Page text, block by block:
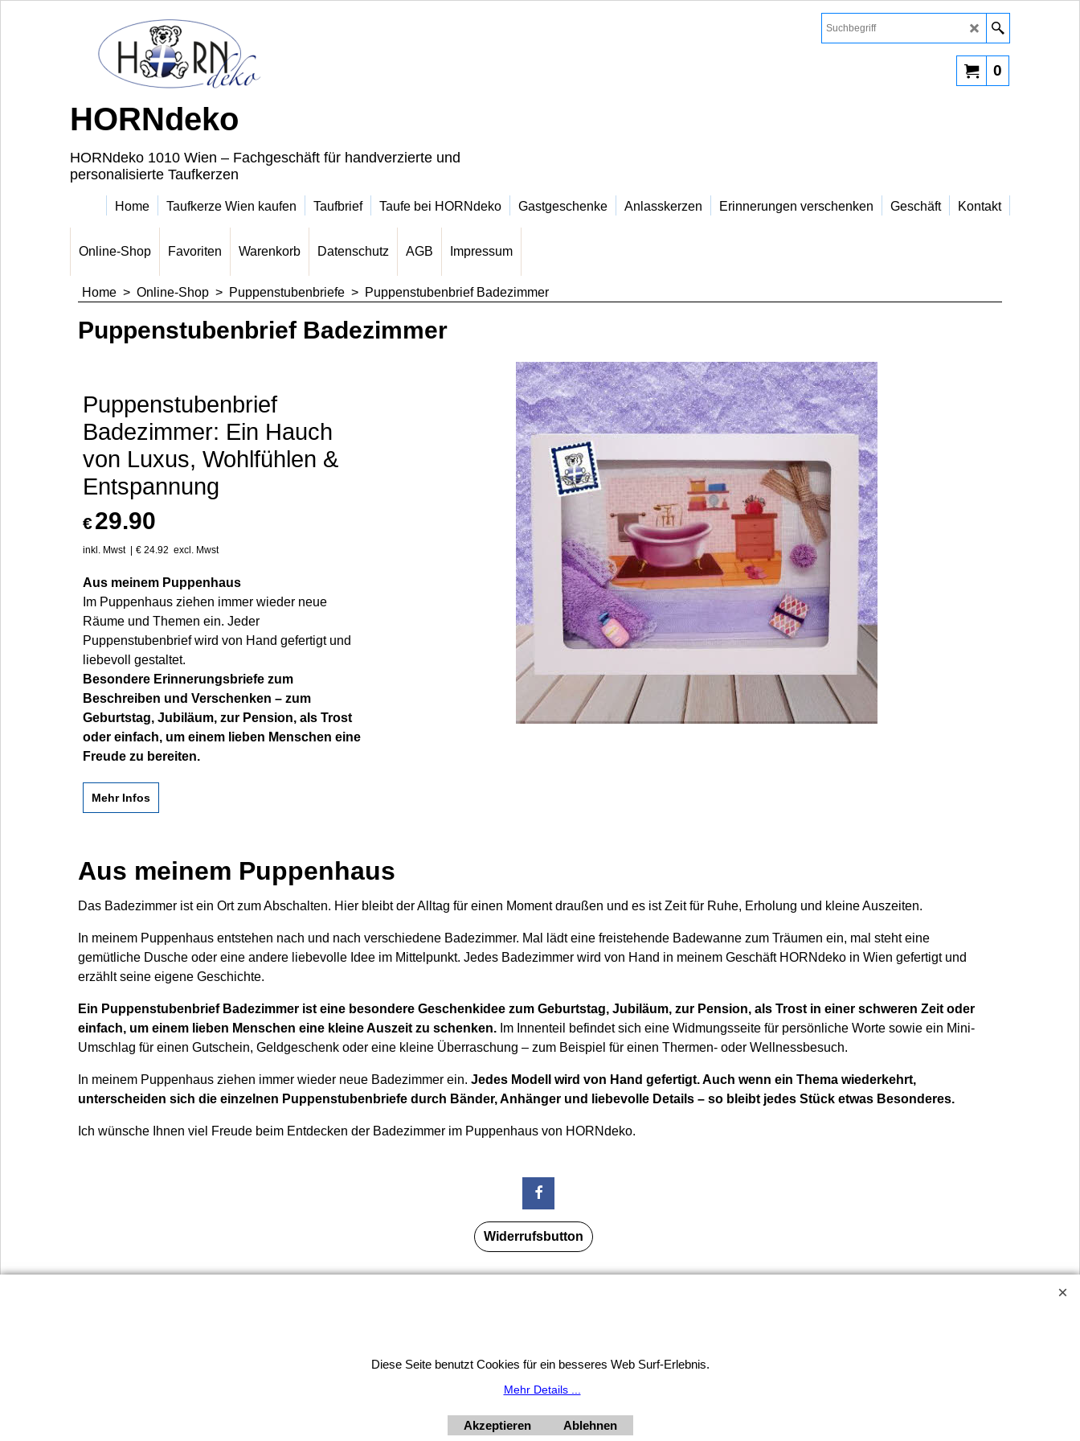
HORNdeko
HORNdeko 1010 Wien – Fachgeschäft für handverzierte und
personalisierte Taufkerzen
0
Home Taufkerze Wien kaufen Taufbrief Taufe bei HORNdeko Gastgeschenke Anlasskerzen Erinnerungen verschenken Geschäft Kontakt
Online-Shop Favoriten Warenkorb Datenschutz AGB Impressum
Home > Online-Shop > Puppenstubenbriefe > Puppenstubenbrief Badezimmer
Puppenstubenbrief Badezimmer
Puppenstubenbrief
Badezimmer: Ein Hauch
von Luxus, Wohlfühlen &
Entspannung
€29.90
inkl. Mwst € 24.92 excl. Mwst
Aus meinem Puppenhaus
Im Puppenhaus ziehen immer wieder neue
Räume und Themen ein. Jeder
Puppenstubenbrief wird von Hand gefertigt und
liebevoll gestaltet.
Besondere Erinnerungsbriefe zum
Beschreiben und Verschenken – zum
Geburtstag, Jubiläum, zur Pension, als Trost
oder einfach, um einem lieben Menschen eine
Freude zu bereiten.
Mehr Infos
Aus meinem Puppenhaus
Das Badezimmer ist ein Ort zum Abschalten. Hier bleibt der Alltag für einen Moment draußen und es ist Zeit für Ruhe, Erholung und kleine Auszeiten.
In meinem Puppenhaus entstehen nach und nach verschiedene Badezimmer. Mal lädt eine freistehende Badewanne zum Träumen ein, mal steht eine
gemütliche Dusche oder eine andere liebevolle Idee im Mittelpunkt. Jedes Badezimmer wird von Hand in meinem Geschäft HORNdeko in Wien gefertigt und
erzählt seine eigene Geschichte.
Ein Puppenstubenbrief Badezimmer ist eine besondere Geschenkidee zum Geburtstag, Jubiläum, zur Pension, als Trost in einer schweren Zeit oder
einfach, um einem lieben Menschen eine kleine Auszeit zu schenken. Im Innenteil befindet sich eine Widmungsseite für persönliche Worte sowie ein Mini-
Umschlag für einen Gutschein, Geldgeschenk oder eine kleine Überraschung – zum Beispiel für einen Thermen- oder Wellnessbesuch.
In meinem Puppenhaus ziehen immer wieder neue Badezimmer ein. Jedes Modell wird von Hand gefertigt. Auch wenn ein Thema wiederkehrt,
unterscheiden sich die einzelnen Puppenstubenbriefe durch Bänder, Anhänger und liebevolle Details – so bleibt jedes Stück etwas Besonderes.
Ich wünsche Ihnen viel Freude beim Entdecken der Badezimmer im Puppenhaus von HORNdeko.
Widerrufsbutton
Diese Seite benutzt Cookies für ein besseres Web Surf-Erlebnis.
Mehr Details ...
Akzeptieren Ablehnen